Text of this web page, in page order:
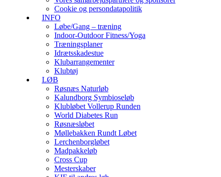
Cookie og persondatapolitik
INFO
Løbe/Gang – træning
Indoor-Outdoor Fitness/Yoga
Træningsplaner
Idrætsskadestue
Klubarrangementer
Klubtøj
LØB
Røsnæs Naturløb
Kalundborg Symbioseløb
Klubløbet Vollerup Runden
World Diabetes Run
Røsnæsløbet
Møllebakken Rundt Løbet
Lerchenborgløbet
Madpakkeløb
Cross Cup
Mesterskaber